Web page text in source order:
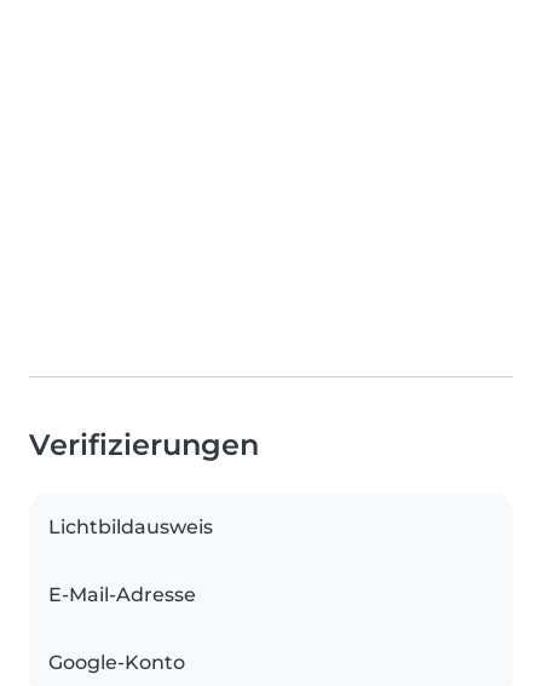
Verifizierungen
Lichtbildausweis
E-Mail-Adresse
Google-Konto